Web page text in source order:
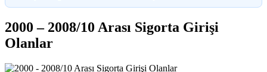
2000 – 2008/10 Arası Sigorta Girişi
Olanlar